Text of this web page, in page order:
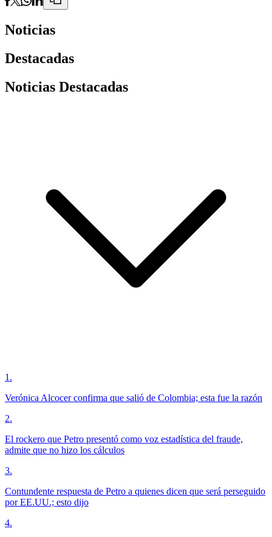
Noticias
Destacadas
Noticias Destacadas
1 .
Verónica Alcocer confirma que salió de Colombia; esta fue la razón
2.
El rockero que Petro presentó como voz estadística del fraude,
admite que no hizo los cálculos
3.
Contundente respuesta de Petro a quienes dicen que será perseguido
por EE.UU.; esto dijo
4.